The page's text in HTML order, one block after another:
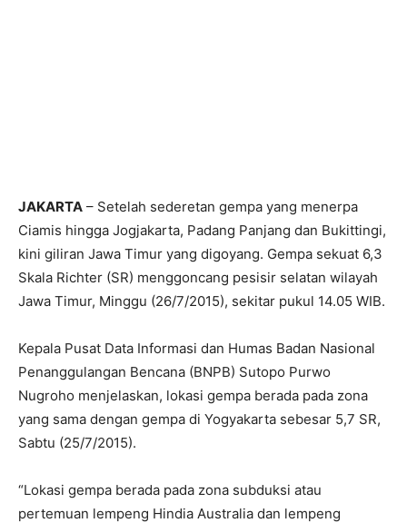
JAKARTA – Setelah sederetan gempa yang menerpa
Ciamis hingga Jogjakarta, Padang Panjang dan Bukittingi,
kini giliran Jawa Timur yang digoyang. Gempa sekuat 6,3
Skala Richter (SR) menggoncang pesisir selatan wilayah
Jawa Timur, Minggu (26/7/2015), sekitar pukul 14.05 WIB.
Kepala Pusat Data Informasi dan Humas Badan Nasional
Penanggulangan Bencana (BNPB) Sutopo Purwo
Nugroho menjelaskan, lokasi gempa berada pada zona
yang sama dengan gempa di Yogyakarta sebesar 5,7 SR,
Sabtu (25/7/2015).
“Lokasi gempa berada pada zona subduksi atau
pertemuan lempeng Hindia Australia dan lempeng